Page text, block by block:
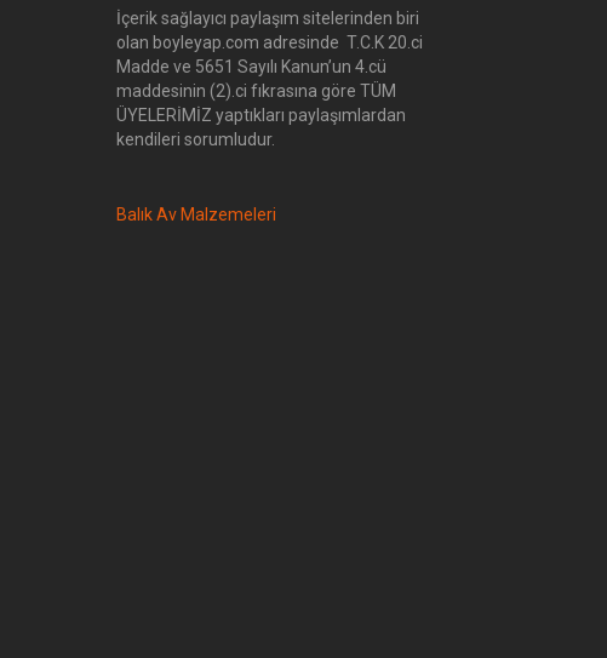
İçerik sağlayıcı paylaşım sitelerinden biri
olan boyleyap.com adresinde T.C.K 20.ci
Madde ve 5651 Sayılı Kanun’un 4.cü
maddesinin (2).ci fıkrasına göre TÜM
ÜYELERİMİZ yaptıkları paylaşımlardan
kendileri sorumludur.
Balık Av Malzemeleri